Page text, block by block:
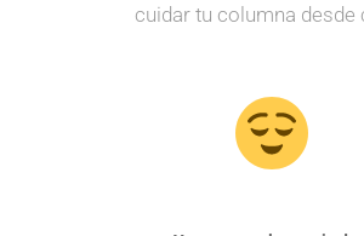
cuidar tu columna desde